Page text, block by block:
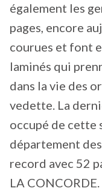
également les
pages, encore
courues et font
laminés qui
dans la vie des
vedette. La
occupé de cette
département
record avec 52
LA CONCORDE.